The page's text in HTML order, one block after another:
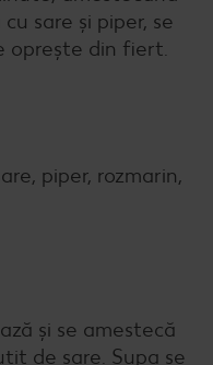
sare și piper, se
oprește din fiert.
piper, rozmarin,
și se amestecă
de sare. Supa se